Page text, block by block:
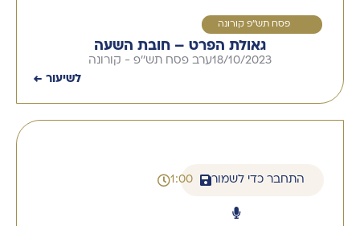
פסח תש''פ קורונה
גאולת הפרט – חובת השעה
18/10/2023ערב פסח תש''פ - קורונה
לשיעור ←
התחבר כדי לשמור 1:00